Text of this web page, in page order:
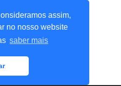
assim,
no nosso website
saber mais